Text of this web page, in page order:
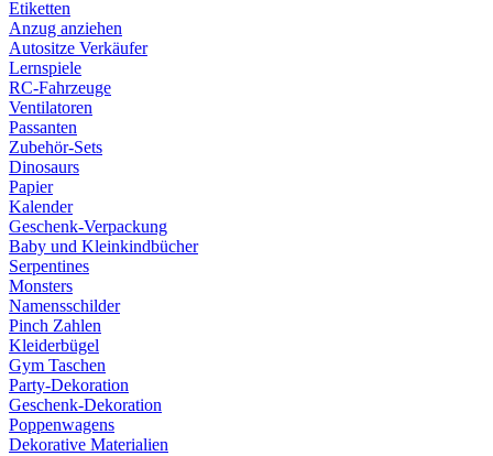
Etiketten
Anzug anziehen
Autositze Verkäufer
Lernspiele
RC-Fahrzeuge
Ventilatoren
Passanten
Zubehör-Sets
Dinosaurs
Papier
Kalender
Geschenk-Verpackung
Baby und Kleinkindbücher
Serpentines
Monsters
Namensschilder
Pinch Zahlen
Kleiderbügel
Gym Taschen
Party-Dekoration
Geschenk-Dekoration
Poppenwagens
Dekorative Materialien